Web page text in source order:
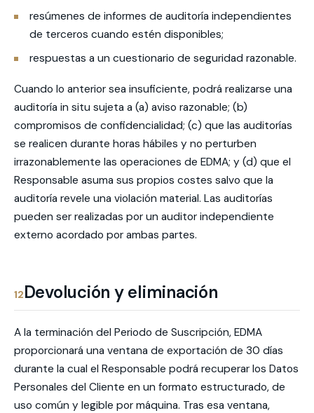
resúmenes de informes de auditoría independientes
de terceros cuando estén disponibles;
respuestas a un cuestionario de seguridad razonable.
Cuando lo anterior sea insuficiente, podrá realizarse una
auditoría in situ sujeta a (a) aviso razonable; (b)
compromisos de confidencialidad; (c) que las auditorías
se realicen durante horas hábiles y no perturben
irrazonablemente las operaciones de EDMA; y (d) que el
Responsable asuma sus propios costes salvo que la
auditoría revele una violación material. Las auditorías
pueden ser realizadas por un auditor independiente
externo acordado por ambas partes.
12Devolución y eliminación
A la terminación del Periodo de Suscripción, EDMA
proporcionará una ventana de exportación de 30 días
durante la cual el Responsable podrá recuperar los Datos
Personales del Cliente en un formato estructurado, de
uso común y legible por máquina. Tras esa ventana,